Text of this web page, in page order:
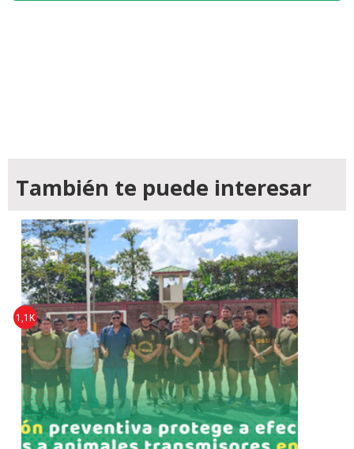
También te puede interesar
1,1K